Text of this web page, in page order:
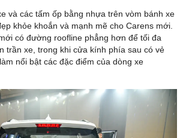
và các tấm ốp bằng nhựa trên vòm bánh xe
khỏe khoắn và mạnh mẽ cho Carens mới.
có đường roofline phẳng hơn để tối đa
trần xe, trong khi cửa kính phía sau có vẻ
nổi bật các đặc điểm của dòng xe